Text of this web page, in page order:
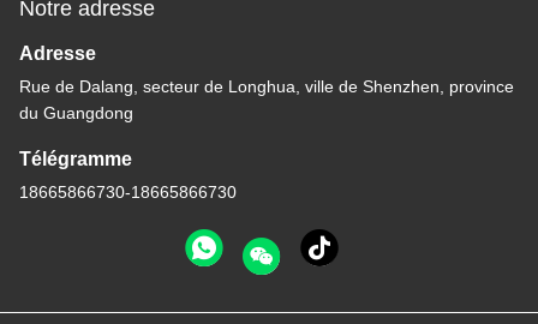
Notre adresse
Adresse
Rue de Dalang, secteur de Longhua, ville de Shenzhen, province
du Guangdong
Télégramme
18665866730-18665866730